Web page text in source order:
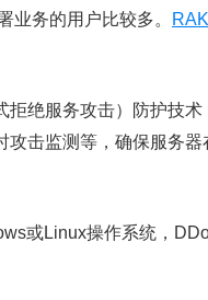
业务的用户比较多。
绝服务攻击）防护技
击监测等，确保服务
或Linux操作系统，